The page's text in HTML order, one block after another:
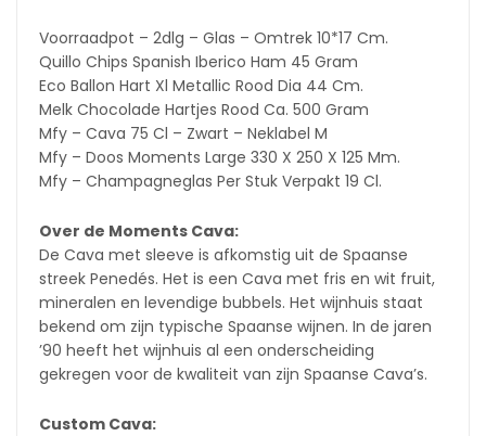
Voorraadpot – 2dlg – Glas – Omtrek 10*17 Cm.
Quillo Chips Spanish Iberico Ham 45 Gram
Eco Ballon Hart Xl Metallic Rood Dia 44 Cm.
Melk Chocolade Hartjes Rood Ca. 500 Gram
Mfy – Cava 75 Cl – Zwart – Neklabel M
Mfy – Doos Moments Large 330 X 250 X 125 Mm.
Mfy – Champagneglas Per Stuk Verpakt 19 Cl.
Over de Moments Cava:
De Cava met sleeve is afkomstig uit de Spaanse
streek Penedés. Het is een Cava met fris en wit fruit,
mineralen en levendige bubbels. Het wijnhuis staat
bekend om zijn typische Spaanse wijnen. In de jaren
’90 heeft het wijnhuis al een onderscheiding
gekregen voor de kwaliteit van zijn Spaanse Cava’s.
Custom Cava: